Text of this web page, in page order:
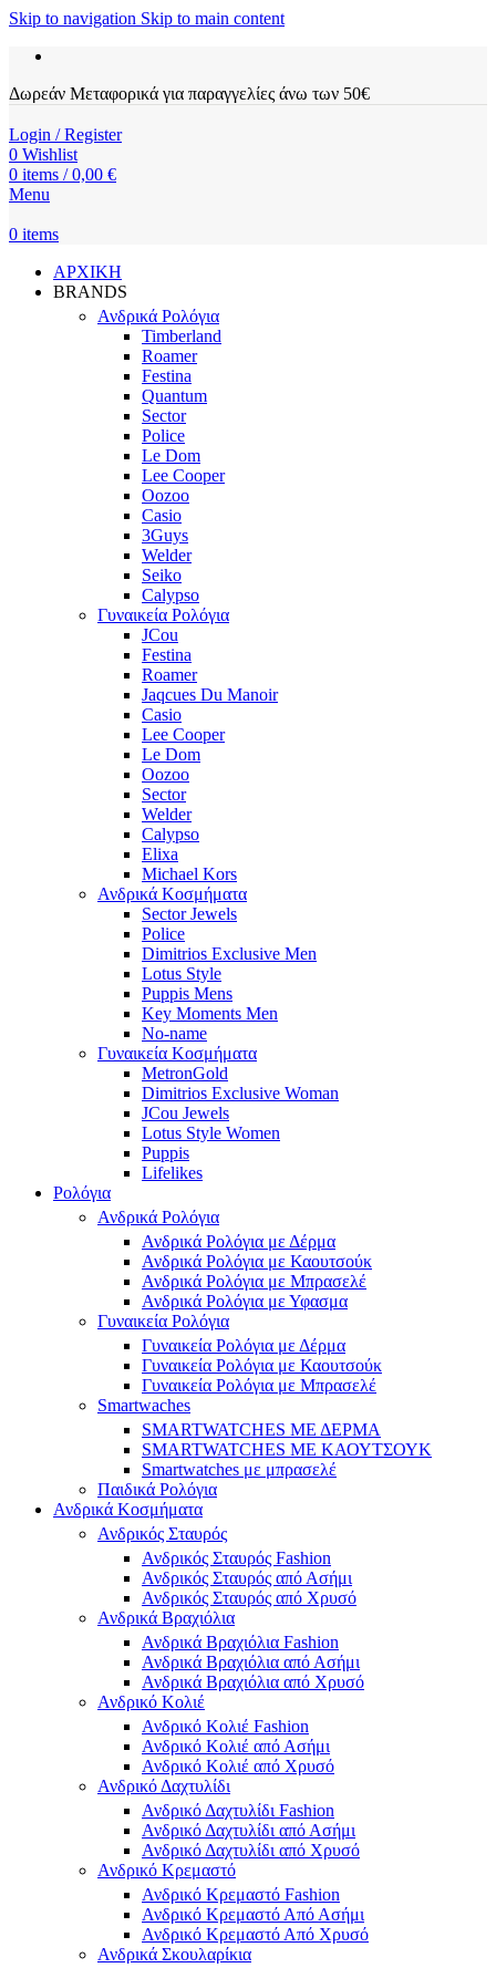
Skip to navigation Skip to main content
Δωρεάν Μεταφορικά για παραγγελίες άνω των 50€
Login / Register
0 Wishlist
0 items / 0,00 €
Menu
0 items
ΑΡΧΙΚΗ
BRANDS
Ανδρικά Ρολόγια
Timberland
Roamer
Festina
Quantum
Sector
Police
Le Dom
Lee Cooper
Oozoo
Casio
3Guys
Welder
Seiko
Calypso
Γυναικεία Ρολόγια
JCou
Festina
Roamer
Jaqcues Du Manoir
Casio
Lee Cooper
Le Dom
Oozoo
Sector
Welder
Calypso
Elixa
Michael Kors
Ανδρικά Κοσμήματα
Sector Jewels
Police
Dimitrios Exclusive Men
Lotus Style
Puppis Mens
Key Moments Men
No-name
Γυναικεία Κοσμήματα
MetronGold
Dimitrios Exclusive Woman
JCou Jewels
Lotus Style Women
Puppis
Lifelikes
Ρολόγια
Ανδρικά Ρολόγια
Ανδρικά Ρολόγια με Δέρμα
Ανδρικά Ρολόγια με Καουτσούκ
Ανδρικά Ρολόγια με Μπρασελέ
Ανδρικά Ρολόγια με Υφασμα
Γυναικεία Ρολόγια
Γυναικεία Ρολόγια με Δέρμα
Γυναικεία Ρολόγια με Καουτσούκ
Γυναικεία Ρολόγια με Μπρασελέ
Smartwaches
SMARTWATCHES ΜΕ ΔΕΡΜΑ
SMARTWATCHES ΜΕ ΚΑΟΥΤΣΟΥΚ
Smartwatches με μπρασελέ
Παιδικά Ρολόγια
Ανδρικά Κοσμήματα
Ανδρικός Σταυρός
Ανδρικός Σταυρός Fashion
Ανδρικός Σταυρός από Ασήμι
Ανδρικός Σταυρός από Χρυσό
Ανδρικά Βραχιόλια
Ανδρικά Βραχιόλια Fashion
Ανδρικά Βραχιόλια από Ασήμι
Ανδρικά Βραχιόλια από Χρυσό
Ανδρικό Κολιέ
Ανδρικό Κολιέ Fashion
Ανδρικό Κολιέ από Ασήμι
Ανδρικό Κολιέ από Χρυσό
Ανδρικό Δαχτυλίδι
Ανδρικό Δαχτυλίδι Fashion
Ανδρικό Δαχτυλίδι από Ασήμι
Ανδρικό Δαχτυλίδι από Χρυσό
Ανδρικό Κρεμαστό
Ανδρικό Κρεμαστό Fashion
Ανδρικό Κρεμαστό Από Ασήμι
Ανδρικό Κρεμαστό Από Χρυσό
Ανδρικά Σκουλαρίκια